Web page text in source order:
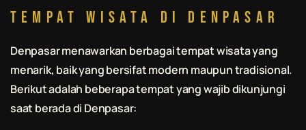
Tempat Wisata di Denpasar
Denpasar menawarkan berbagai tempat wisata yang
menarik, baik yang bersifat modern maupun tradisional.
Berikut adalah beberapa tempat yang wajib dikunjungi
saat berada di Denpasar: